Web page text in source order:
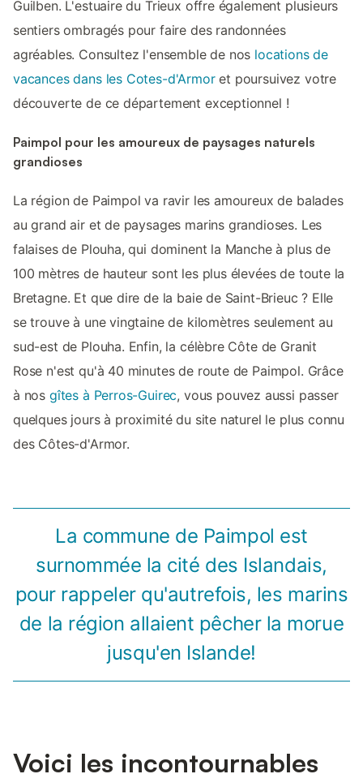
Guilben. L'estuaire du Trieux offre également plusieurs
sentiers ombragés pour faire des randonnées
agréables. Consultez l'ensemble de nos locations de
vacances dans les Cotes-d'Armoret poursuivez votre
découverte de ce département exceptionnel !
Paimpol pour les amoureux de paysages naturels
grandioses
La région de Paimpol va ravir les amoureux de balades
au grand air et de paysages marins grandioses. Les
falaises de Plouha, qui dominent la Manche à plus de
100 mètres de hauteur sont les plus élevées de toute la
Bretagne. Et que dire de la baie de Saint-Brieuc ? Elle
se trouve à une vingtaine de kilomètres seulement au
sud-est de Plouha. Enfin, la célèbre Côte de Granit
Rose n'est qu'à 40 minutes de route de Paimpol. Grâce
à nos gîtes à Perros-Guirec, vous pouvez aussi passer
quelques jours à proximité du site naturel le plus connu
des Côtes-d'Armor.
La commune de Paimpol est
surnommée la cité des Islandais,
pour rappeler qu'autrefois, les marins
de la région allaient pêcher la morue
jusqu'en Islande!
Voici les incontournables